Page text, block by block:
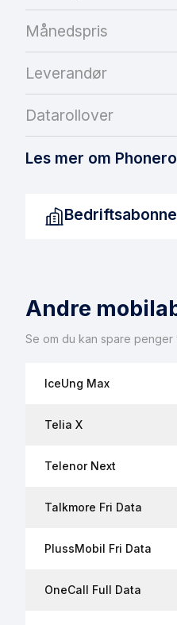
Månedspris
Leverandør
Datarollover
Les mer om Phonero
Andre
Se om du kan spare
IceUng Max
Telia X
Telenor Next
Talkmore Fri Data
PlussMobil Fri Data
OneCall Full Data